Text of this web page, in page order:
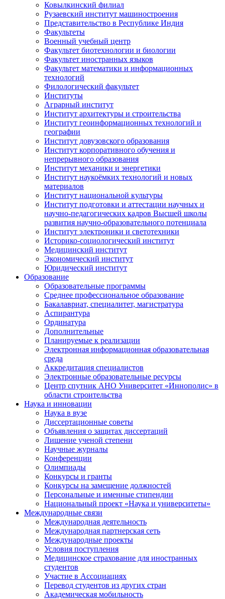
Ковылкинский филиал
Рузаевский институт машиностроения
Представительство в Республике Индия
Факультеты
Военный учебный центр
Факультет биотехнологии и биологии
Факультет иностранных языков
Факультет математики и информационных
технологий
Филологический факультет
Институты
Аграрный институт
Институт архитектуры и строительства
Институт геоинформационных технологий и
географии
Институт довузовского образования
Институт корпоративного обучения и
непрерывного образования
Институт механики и энергетики
Институт наукоёмких технологий и новых
материалов
Институт национальной культуры
Институт подготовки и аттестации научных и
научно-педагогических кадров Высшей школы
развития научно-образовательного потенциала
Институт электроники и светотехники
Историко-социологический институт
Медицинский институт
Экономический институт
Юридический институт
Образование
Образовательные программы
Среднее профессиональное образование
Бакалавриат, специалитет, магистратура
Аспирантура
Ординатура
Дополнительные
Планируемые к реализации
Электронная информационная образовательная
среда
Аккредитация специалистов
Электронные образовательные ресурсы
Центр спутник АНО Университет «Иннополис» в
области строительства
Наука и инновации
Наука в вузе
Диссертационные советы
Объявления о защитах диссертаций
Лишение ученой степени
Научные журналы
Конференции
Олимпиады
Конкурсы и гранты
Конкурсы на замещение должностей
Персональные и именные стипендии
Национальный проект «Наука и университеты»
Международные связи
Международная деятельность
Международная партнерская сеть
Международные проекты
Условия поступления
Медицинское страхование для иностранных
студентов
Участие в Ассоциациях
Перевод студентов из других стран
Академическая мобильность